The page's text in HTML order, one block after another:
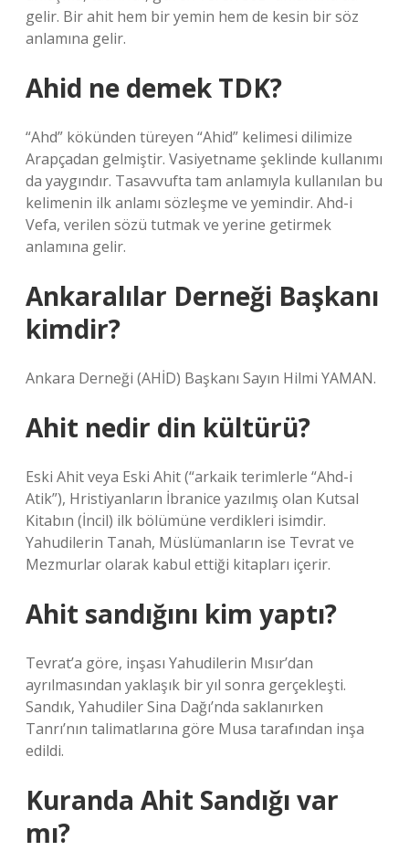
gelir. Bir ahit hem bir yemin hem de kesin bir söz
anlamına gelir.
Ahid ne demek TDK?
“Ahd” kökünden türeyen “Ahid” kelimesi dilimize
Arapçadan gelmiştir. Vasiyetname şeklinde kullanımı
da yaygındır. Tasavvufta tam anlamıyla kullanılan bu
kelimenin ilk anlamı sözleşme ve yemindir. Ahd-i
Vefa, verilen sözü tutmak ve yerine getirmek
anlamına gelir.
Ankaralılar Derneği Başkanı
kimdir?
Ankara Derneği (AHİD) Başkanı Sayın Hilmi YAMAN.
Ahit nedir din kültürü?
Eski Ahit veya Eski Ahit (“arkaik terimlerle “Ahd-i
Atik”), Hristiyanların İbranice yazılmış olan Kutsal
Kitabın (İncil) ilk bölümüne verdikleri isimdir.
Yahudilerin Tanah, Müslümanların ise Tevrat ve
Mezmurlar olarak kabul ettiği kitapları içerir.
Ahit sandığını kim yaptı?
Tevrat’a göre, inşası Yahudilerin Mısır’dan
ayrılmasından yaklaşık bir yıl sonra gerçekleşti.
Sandık, Yahudiler Sina Dağı’nda saklanırken
Tanrı’nın talimatlarına göre Musa tarafından inşa
edildi.
Kuranda Ahit Sandığı var
mı?